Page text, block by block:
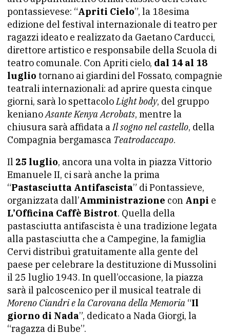
pontassievese: “Apriti Cielo”, la 18esima
edizione del festival internazionale di teatro per
ragazzi ideato e realizzato da Gaetano Carducci,
direttore artistico e responsabile della Scuola di
teatro comunale. Con Apriti cielo, dal 14 al 18
luglio tornano ai giardini del Fossato, compagnie
teatrali internazionali: ad aprire questa cinque
giorni, sarà lo spettacolo Light body, del gruppo
kenianoAsante Kenya Acrobats, mentre la
chiusura sarà affidata a Il sogno nel castello, della
Compagnia bergamasca Teatrodaccapo.
Il 25 luglio, ancora una volta in piazza Vittorio
Emanuele II, ci sarà anche la prima
“Pastasciutta Antifascista” di Pontassieve,
organizzata dall’Amministrazione con Anpi e
L’Officina Caffè Bistrot. Quella della
pastasciutta antifascista è una tradizione legata
alla pastasciutta che a Campegine, la famiglia
Cervi distribuì gratuitamente alla gente del
paese per celebrare la destituzione di Mussolini
il 25 luglio 1943. In quell’occasione, la piazza
sarà il palcoscenico per il musical teatrale di
Moreno Ciandri e la Carovana della Memoria “Il
giorno di Nada”, dedicato a Nada Giorgi, la
“ragazza di Bube”.